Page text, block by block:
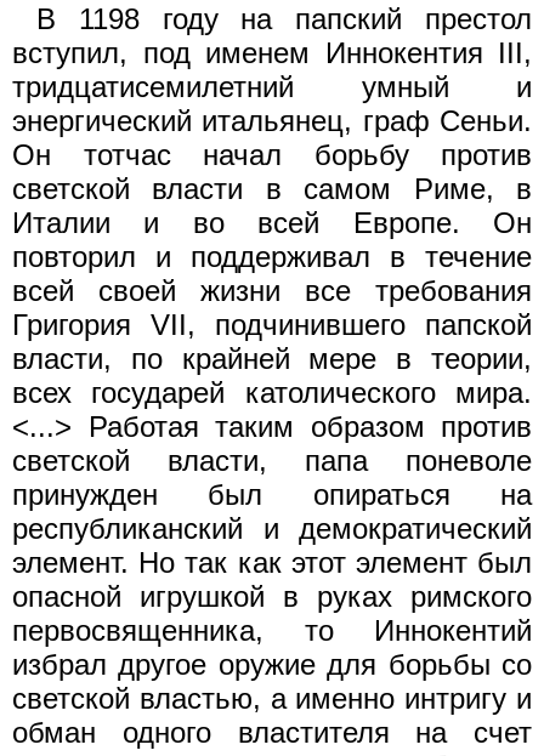
В 1198 году на папский престол
вступил, под именем Иннокентия III,
тридцатисемилетний умный и
энергический итальянец, граф Сеньи.
Он тотчас начал борьбу против
светской власти в самом Риме, в
Италии и во всей Европе. Он
повторил и поддерживал в течение
всей своей жизни все требования
Григория VII, подчинившего папской
власти, по крайней мере в теории,
всех государей католического мира.
<...> Работая таким образом против
светской власти, папа поневоле
принужден был опираться на
республиканский и демократический
элемент. Но так как этот элемент был
опасной игрушкой в руках римского
первосвященника, то Иннокентий
избрал другое оружие для борьбы со
светской властью, а именно интригу и
обман одного властителя на счет